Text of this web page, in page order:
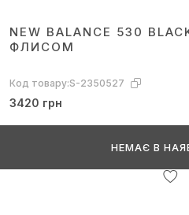
NEW BALANCE 530
ФЛИСОМ
Код товару:S-2350527
3420 грн
НЕМАЄ В